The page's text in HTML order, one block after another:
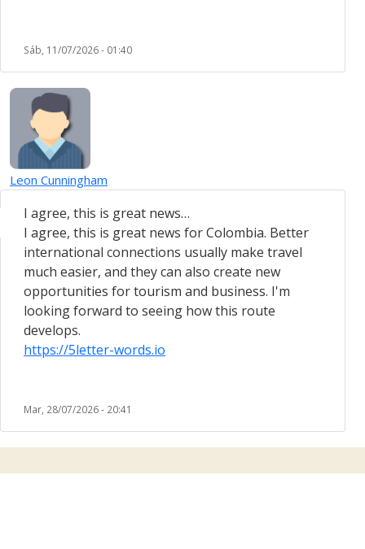
Sáb, 11/07/2026 - 01:40
Leon Cunningham
I agree, this is great news…
I agree, this is great news for Colombia. Better
international connections usually make travel
much easier, and they can also create new
opportunities for tourism and business. I'm
looking forward to seeing how this route
develops.
https://5letter-words.io
Mar, 28/07/2026 - 20:41